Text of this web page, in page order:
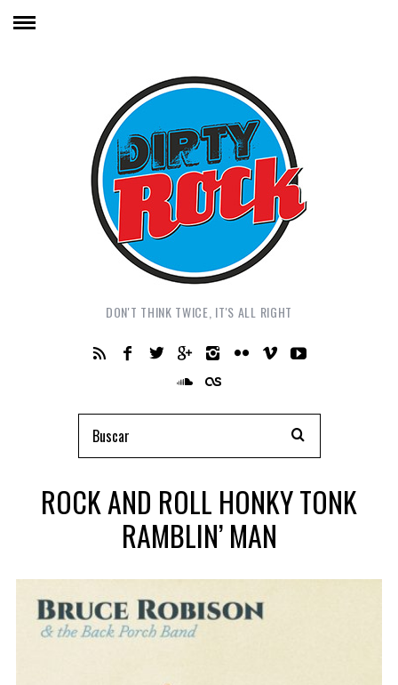
DON'T THINK TWICE, IT'S ALL RIGHT
ROCK AND ROLL HONKY TONK
RAMBLIN’ MAN